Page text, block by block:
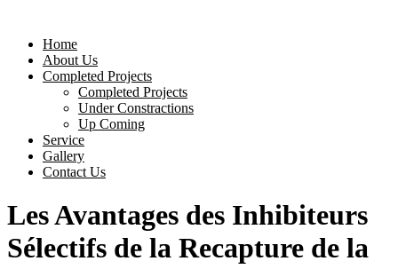
Home
About Us
Completed Projects
Completed Projects
Under Constractions
Up Coming
Service
Gallery
Contact Us
Les Avantages des Inhibiteurs
Sélectifs de la Recapture de la